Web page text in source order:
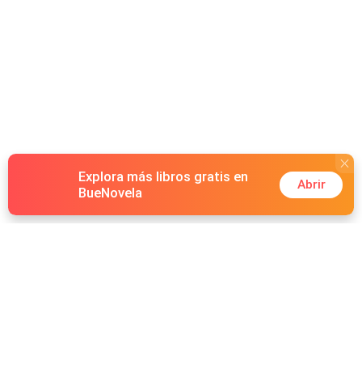
Explora más libros gratis en
BueNovela
Abrir